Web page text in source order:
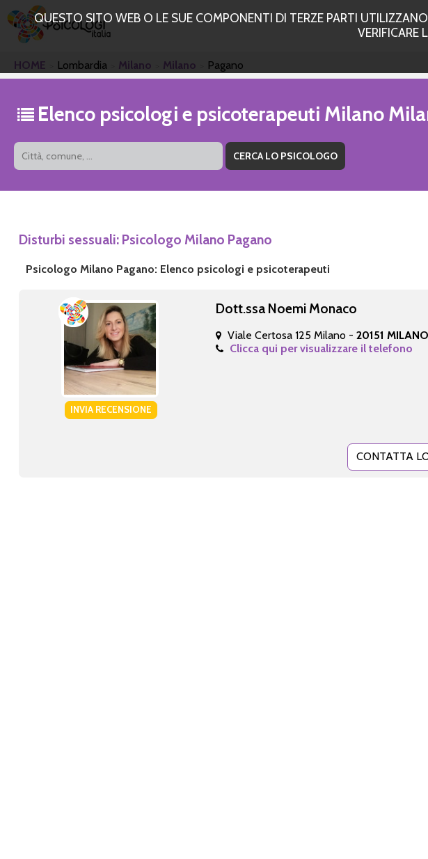
QUESTO SITO WEB O LE SUE COMPONENTI DI TERZE PARTI
VERIFICARE
HOME Lombardia Milano Milano Pagano
Elenco psicologi e psicoterapeuti Milano
Disturbi sessuali: Psicologo Milano Pagano
Psicologo Milano Pagano: Elenco psicologi e psicoterapeuti
INVIA RECENSIONE
Dott.ssa Noemi Monaco
Viale Certosa 125 Milano -20151
Clicca qui per visualizzare il telefono
CONTATTA